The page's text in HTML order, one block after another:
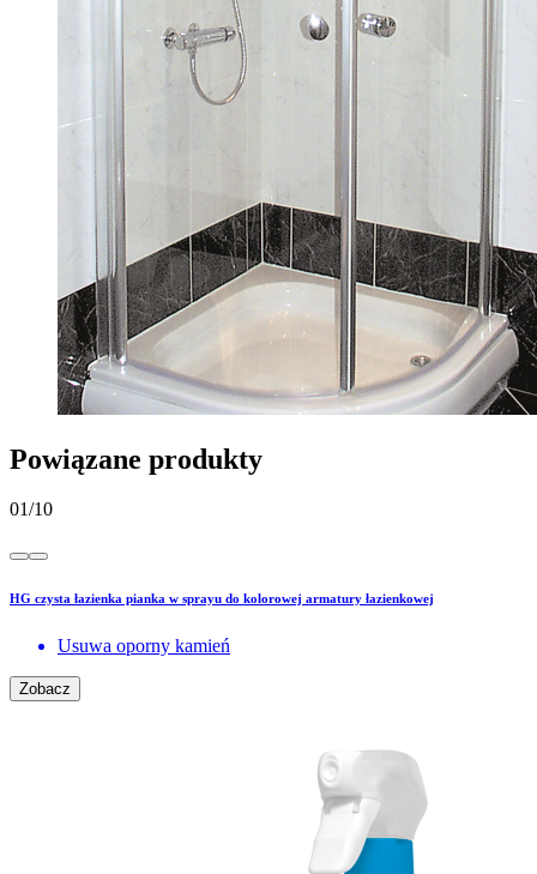
Powiązane produkty
01/10
HG czysta łazienka pianka w sprayu do kolorowej armatury łazienkowej
Usuwa oporny kamień
Zobacz